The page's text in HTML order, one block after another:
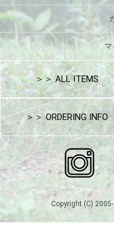
マ
＞＞ ALL ITEMS
＞＞ ORDERING INFO
Copyright (C)